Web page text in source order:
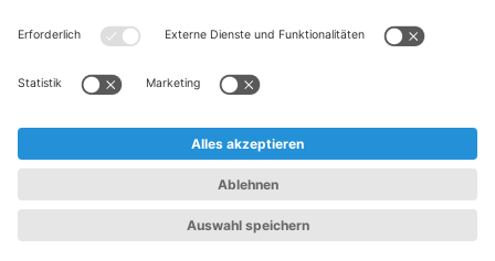
stellt weder ein Stellenangebot noch einen Arbeitsvertrag dar.
Das Unternehmen behält sich das Recht vor, die hier enthaltenen
Informationen jederzeit und ohne vorherige Ankündigung zu
ändern oder zu aktualisieren.